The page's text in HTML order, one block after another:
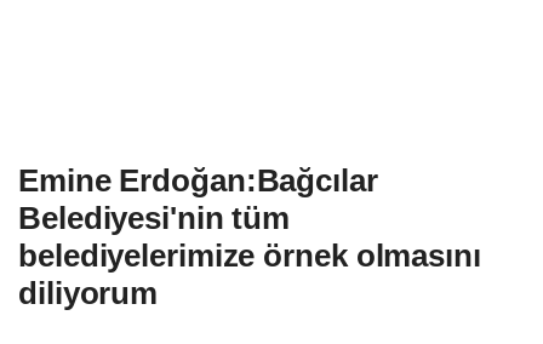
Emine Erdoğan:Bağcılar
Belediyesi'nin tüm
belediyelerimize örnek olmasını
diliyorum